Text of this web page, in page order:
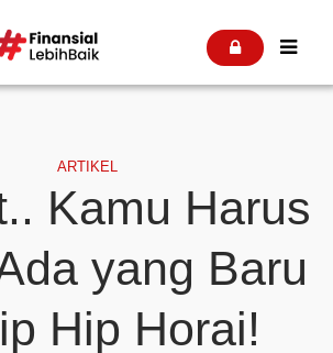
 
ARTIKEL
Kamu Harus
yang Baru
Hip Horai!